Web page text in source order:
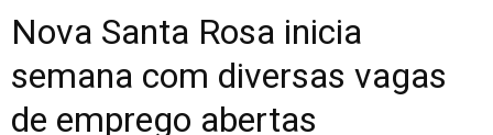
Nova Santa Rosa inicia
semana com diversas vagas
de emprego abertas